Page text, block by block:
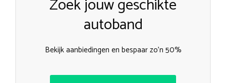
Zoek jouw geschikte
autoband
Bekijk aanbiedingen en bespaar zo’n 50%